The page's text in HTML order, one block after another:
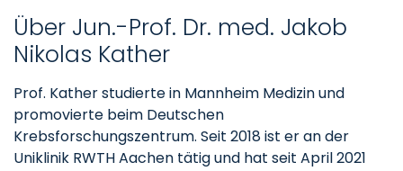
Über Jun.-Prof. Dr. med. Jakob
Nikolas Kather
Prof. Kather studierte in Mannheim Medizin und
promovierte beim Deutschen
Krebsforschungszentrum. Seit 2018 ist er an der
Uniklinik RWTH Aachen tätig und hat seit April 2021